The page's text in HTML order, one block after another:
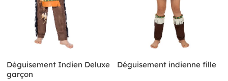
Déguisement Indien Deluxe
garçon
Déguisement indienne fille